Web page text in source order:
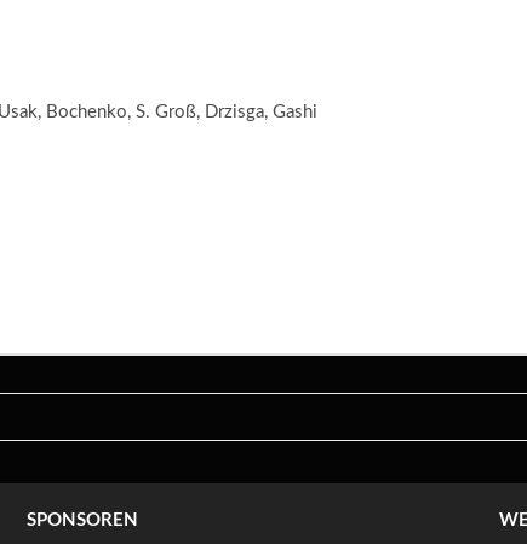
Bochenko, S. Groß, Drzisga, Gashi
SPONSOREN